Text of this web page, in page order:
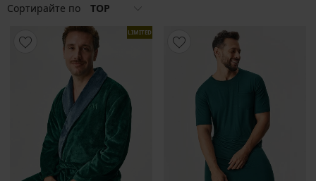
Сортирайте по TOP
LIMITED